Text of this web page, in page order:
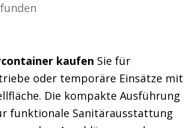
kaufen Sie für
oder temporäre Einsätze mit
Die kompakte Ausführung
funktionale Sanitärausstattung